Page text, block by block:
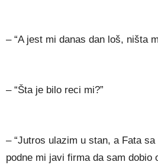
– “A jest mi danas dan loš, ništa
– “Šta je bilo reci mi?”
– “Jutros ulazim u stan, a Fata
podne mi javi firma da sam dobio